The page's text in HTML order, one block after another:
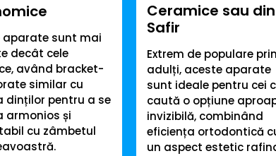
aparate sunt mai
decât cele
având bracket-
similar cu
dinților pentru a se
armonios și
cu zâmbetul
Ceramice sau din
Safir
Extrem de populare
adulți, aceste aparate
sunt ideale pentru cei
caută o opțiune
invizibilă, combinând
eficiența ortodontică
un aspect estetic